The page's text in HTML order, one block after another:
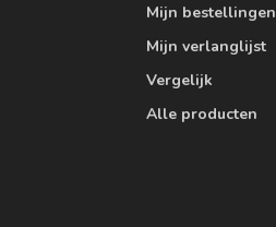
Mijn bestellingen
Mijn verlanglijst
Vergelijk
Alle producten